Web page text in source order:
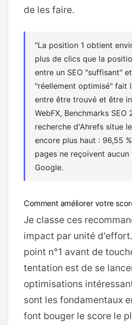
de les faire.
"La position 1 obtient
plus de clics que la
entre un SEO "suffisant"
"réellement optimisé" fait
entre être trouvé et être
WebFX, Benchmarks SEO
recherche d'Ahrefs situe
encore plus haut : 96,55
pages ne reçoivent
Google.
Comment améliorer votre
Je classe ces
impact par unité
point n°1 avant de
tentation est de se
optimisations
sont les fondamentaux
font bouger le score le